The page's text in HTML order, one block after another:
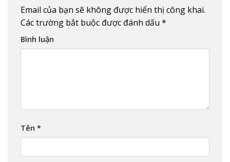
Email của bạn sẽ không được hiển thị công khai.
Các trường bắt buộc được đánh dấu *
Bình luận
Tên *